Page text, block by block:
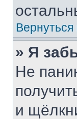
Вернуться
» Я
Не
и